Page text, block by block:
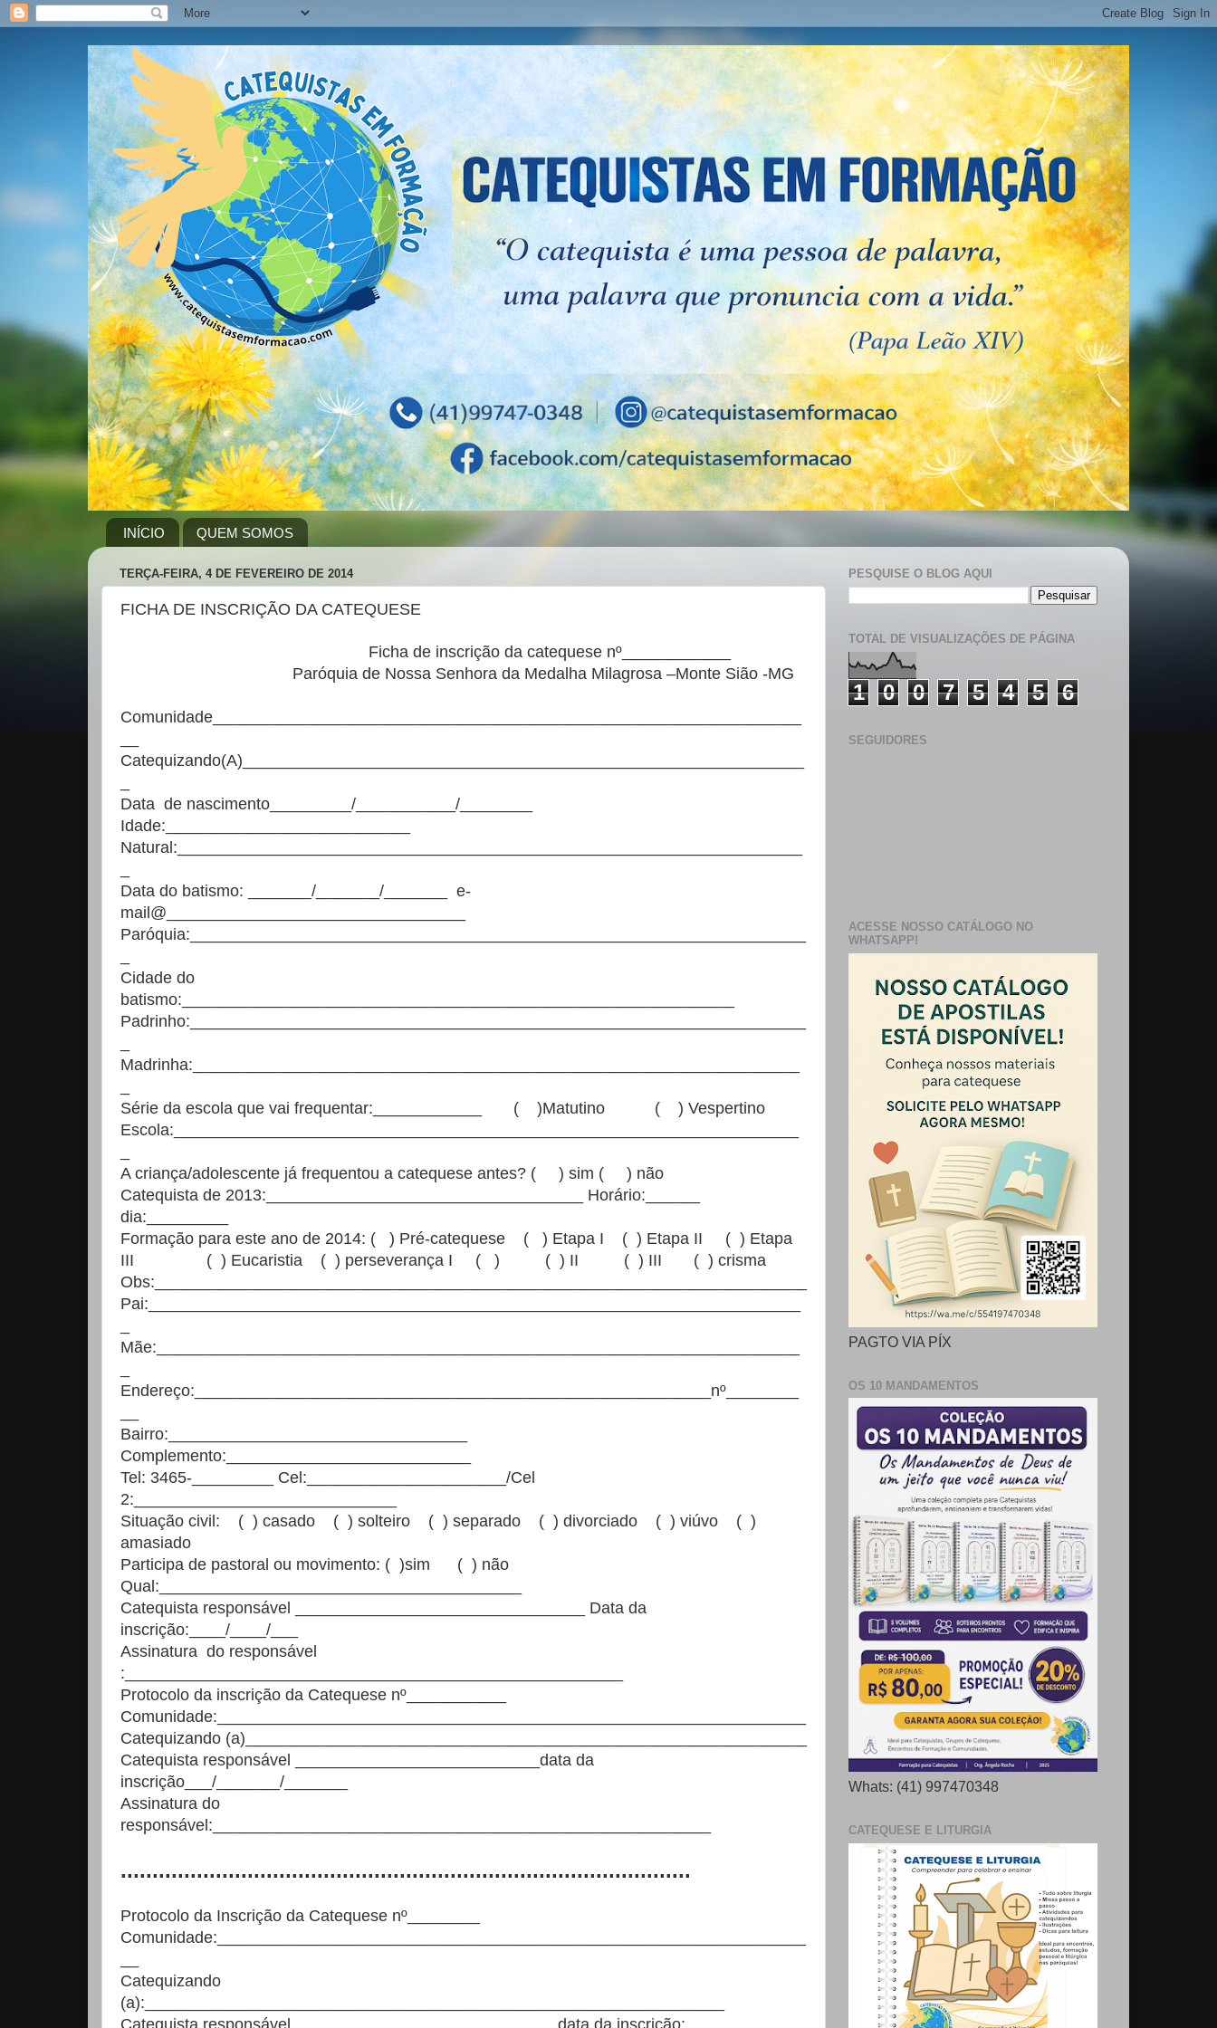
INÍCIO QUEM SOMOS
TERÇA-FEIRA, 4 DE FEVEREIRO DE 2014
FICHA DE INSCRIÇÃO DA CATEQUESE
Ficha de inscrição da catequese nº____________
Paróquia de Nossa Senhora da Medalha Milagrosa –Monte Sião -MG
Comunidade_________________________________________________________________
Catequizando(A)______________________________________________________________
Data de nascimento_________/___________/________
Idade:___________________________
Natural:_____________________________________________________________________
Data do batismo: _______/_______/_______ e-
mail@_________________________________
Paróquia:____________________________________________________________________
Cidade do
batismo:_____________________________________________________________
Padrinho:____________________________________________________________________
Madrinha:___________________________________________________________________
Série da escola que vai frequentar:____________ ( )Matutino ( ) Vespertino
Escola:_____________________________________________________________________
A criança/adolescente já frequentou a catequese antes? ( ) sim ( ) não
Catequista de 2013:___________________________________ Horário:______
dia:_________
Formação para este ano de 2014: ( ) Pré-catequese ( ) Etapa I ( ) Etapa II ( ) Etapa
III ( ) Eucaristia ( ) perseverança I ( ) ( ) II ( ) III ( ) crisma
Obs:________________________________________________________________________
Pai:________________________________________________________________________
Mãe:_______________________________________________________________________
Endereço:_________________________________________________________nº________
Bairro:_________________________________
Complemento:___________________________
Tel: 3465-_________ Cel:______________________/Cel
2:_____________________________
Situação civil: ( ) casado ( ) solteiro ( ) separado ( ) divorciado ( ) viúvo ( )
amasiado
Participa de pastoral ou movimento: ( )sim ( ) não
Qual:________________________________________
Catequista responsável ________________________________ Data da
inscrição:____/____/___
Assinatura do responsável
:_______________________________________________________
Protocolo da inscrição da Catequese nº___________
Comunidade:_________________________________________________________________
Catequizando (a)______________________________________________________________
Catequista responsável ___________________________data da
inscrição___/_______/_______
Assinatura do
responsável:_______________________________________________________
..........................................................................................
Protocolo da Inscrição da Catequese nº________
Comunidade:_________________________________________________________________
Catequizando
(a):________________________________________________________________
PESQUISE O BLOG AQUI
TOTAL DE VISUALIZAÇÕES DE PÁGINA
1 0 0 7 5 4 5 6
SEGUIDORES
ACESSE NOSSO CATÁLOGO NO
WHATSAPP!
PAGTO VIA PÍX
OS 10 MANDAMENTOS
Whats: (41) 997470348
CATEQUESE E LITURGIA